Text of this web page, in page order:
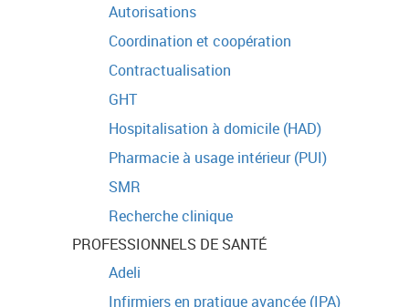
Autorisations
Coordination et coopération
Contractualisation
GHT
Hospitalisation à domicile (HAD)
Pharmacie à usage intérieur (PUI)
SMR
Recherche clinique
PROFESSIONNELS DE SANTÉ
Adeli
Infirmiers en pratique avancée (IPA)